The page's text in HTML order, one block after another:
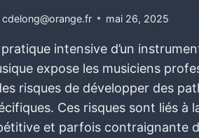
cdelong@orange.fr mai 26, 2025
pratique intensive d’un
expose les musiciens
risques de développer des
Ces risques sont liés à
et parfois contraignante